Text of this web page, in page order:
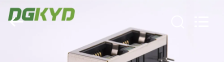
Keyouda
Electronic
Technology